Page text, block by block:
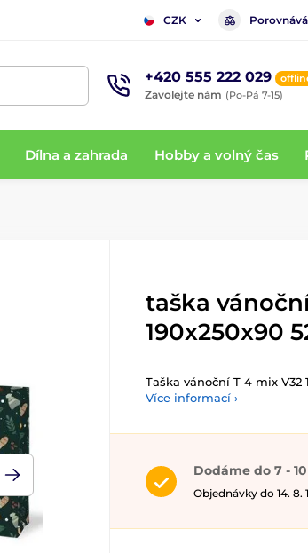
CZK
+420 555 222 029
Zavolejte nám (Po-Pá 7-15)
Dílna a zahrada Hobby a volný čas
taška
190x250x90
Taška vánoční T 4 mix V32
Více informací ›
Dodáme do 7 -
Objednávky do 14.